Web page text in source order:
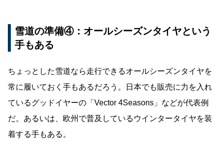
雪道の準備④：オールシーズンタイヤという
手もある
ちょっとした雪道なら走行できるオールシーズンタイヤを
常に履いておく手もあるだろう。日本でも販売に力を入れ
ているグッドイヤーの「Vector 4Seasons」などが代表例
だ。あるいは、欧州で普及しているウインタータイヤを装
着する手もある。